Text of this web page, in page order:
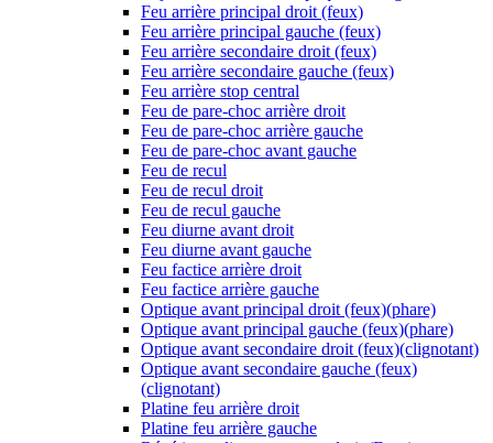
Feu arrière principal droit (feux)
Feu arrière principal gauche (feux)
Feu arrière secondaire droit (feux)
Feu arrière secondaire gauche (feux)
Feu arrière stop central
Feu de pare-choc arrière droit
Feu de pare-choc arrière gauche
Feu de pare-choc avant gauche
Feu de recul
Feu de recul droit
Feu de recul gauche
Feu diurne avant droit
Feu diurne avant gauche
Feu factice arrière droit
Feu factice arrière gauche
Optique avant principal droit (feux)(phare)
Optique avant principal gauche (feux)(phare)
Optique avant secondaire droit (feux)(clignotant)
Optique avant secondaire gauche (feux)
(clignotant)
Platine feu arrière droit
Platine feu arrière gauche